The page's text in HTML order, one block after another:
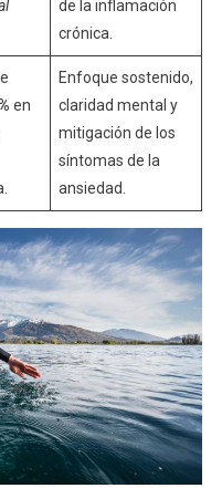
de la inflamación
crónica.
en
Enfoque sostenido,
claridad mental y
mitigación de los
síntomas de la
ansiedad.